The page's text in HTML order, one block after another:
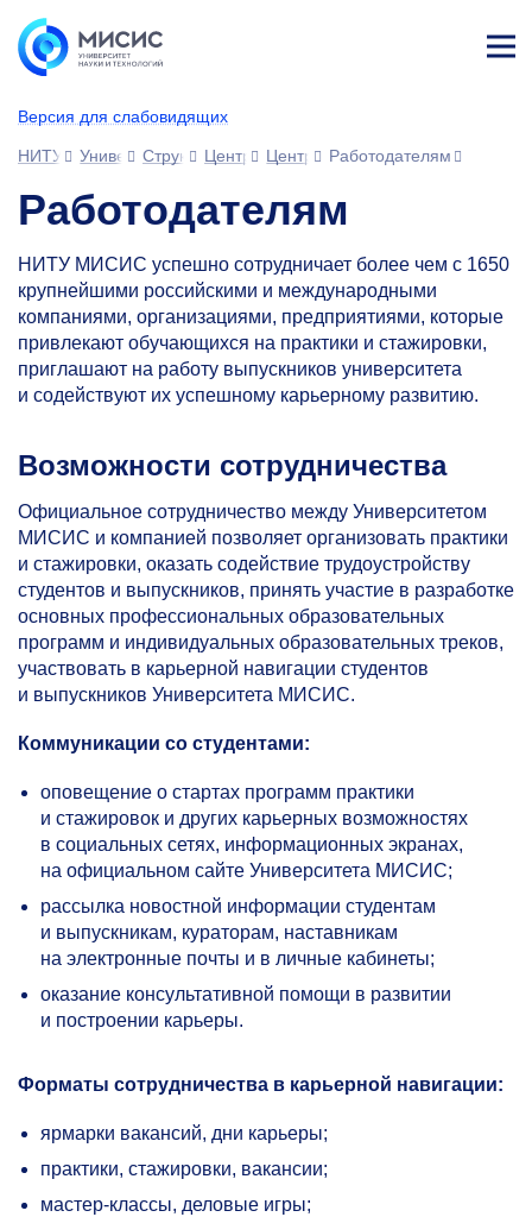
Версия для слабовидящих
ине
НИТУ МИСИСУниверситетСтруктура университета
Центры Центр карьеры и практической
Работодателям
Работодателям
НИТУ МИСИС успешно сотрудничает более чем с 1650
крупнейшими российскими и международными
компаниями, организациями, предприятиями, которые
привлекают обучающихся на практики и стажировки,
приглашают на работу выпускников университета
и содействуют их успешному карьерному развитию.
Возможности сотрудничества
Официальное сотрудничество между Университетом
МИСИС и компанией позволяет организовать практики
и стажировки, оказать содействие трудоустройству
студентов и выпускников, принять участие в разработке
основных профессиональных образовательных
программ и индивидуальных образовательных треков,
участвовать в карьерной навигации студентов
и выпускников Университета МИСИС.
Коммуникации со студентами:
оповещение о стартах программ практики
и стажировок и других карьерных возможностях
в социальных сетях, информационных экранах,
на официальном сайте Университета МИСИС;
рассылка новостной информации студентам
и выпускникам, кураторам, наставникам
на электронные почты и в личные кабинеты;
оказание консультативной помощи в развитии
и построении карьеры.
Форматы сотрудничества в карьерной навигации:
ярмарки вакансий, дни карьеры;
практики, стажировки, вакансии;
мастер-классы, деловые игры;